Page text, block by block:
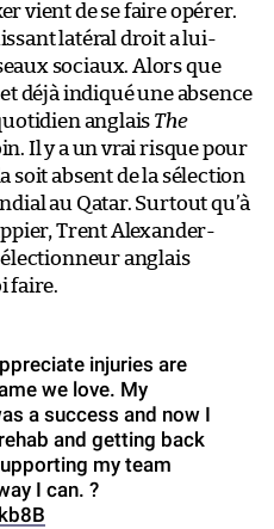
vient de se faire opérer.
latéral droit a lui-
sociaux. Alors que
déjà indiqué une absence
anglais The
Il y a un vrai risque pour
soit absent de la sélection
au Qatar. Surtout qu’à
Trent Alexander-
anglais
faire.
injuries are
we love. My
a success and now I
and getting back
my team
I can. ?